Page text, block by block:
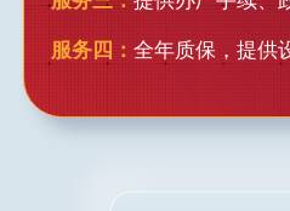
服务四： 全年质保，提供